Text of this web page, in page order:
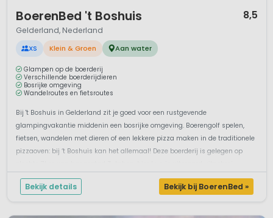
BoerenBed 't Boshuis 8,5
Gelderland, Nederland
XS Klein & Groen Aan water
Glampen op de boerderij
Verschillende boerderijdieren
Bosrijke omgeving
Wandelroutes en fietsroutes
Bij 't Boshuis in Gelderland zit je goed voor een rustgevende
glampingvakantie middenin een bosrijke omgeving. Boerengolf spelen,
fietsen, wandelen met dieren of een lekkere pizza maken in de traditionele
pizzaoven: bij ‘t Boshuis kan het allemaal! Deze boerderij is gelegen op
Bekijk details Bekijk bij BoerenBed »